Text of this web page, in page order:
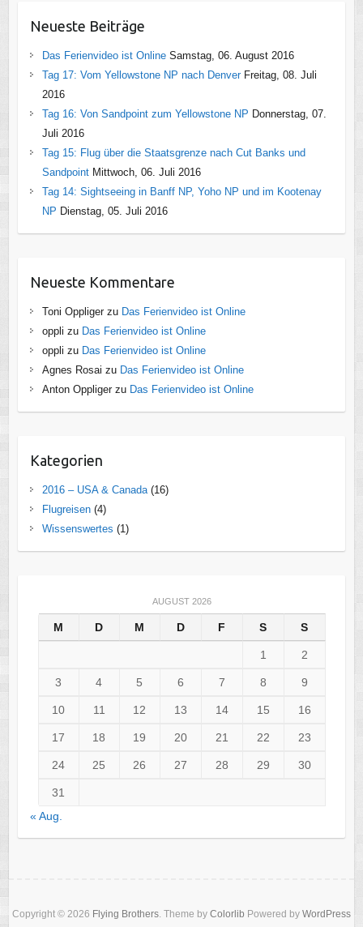
Neueste Beiträge
Das Ferienvideo ist Online Samstag, 06. August 2016
Tag 17: Vom Yellowstone NP nach Denver Freitag, 08. Juli
2016
Tag 16: Von Sandpoint zum Yellowstone NP Donnerstag, 07.
Juli 2016
Tag 15: Flug über die Staatsgrenze nach Cut Banks und
Sandpoint Mittwoch, 06. Juli 2016
Tag 14: Sightseeing in Banff NP, Yoho NP und im Kootenay
NP Dienstag, 05. Juli 2016
Neueste Kommentare
Toni Oppligerzu Das Ferienvideo ist Online
oppli zu Das Ferienvideo ist Online
oppli zu Das Ferienvideo ist Online
Agnes Rosai zu Das Ferienvideo ist Online
Anton Oppligerzu Das Ferienvideo ist Online
Kategorien
2016 – USA & Canada(16)
Flugreisen(4)
Wissenswertes (1)
AUGUST 2026
M D M D F S S
1 2
3 4 5 6 7 8 9
10 11 12 13 14 15 16
17 18 19 20 21 22 23
24 25 26 27 28 29 30
31
« Aug.
Copyright © 2026 Flying Brothers . Theme by Colorlib Powered by WordPress